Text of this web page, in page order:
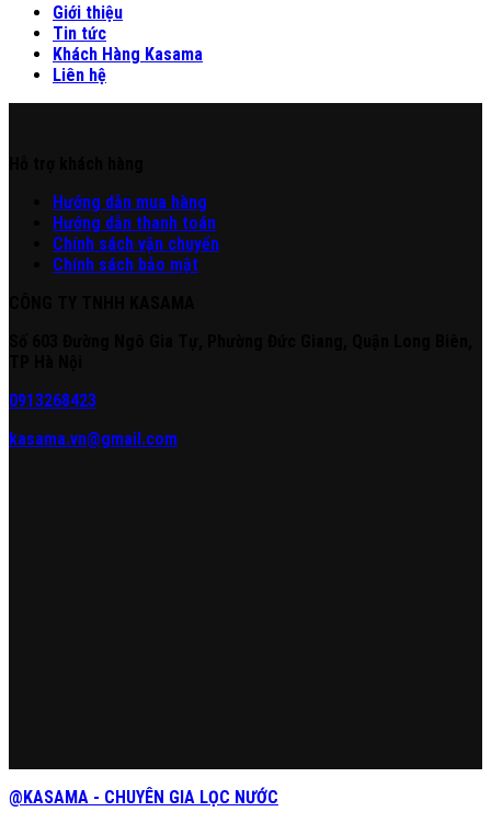
Giới thiệu
Tin tức
Khách Hàng Kasama
Liên hệ
Hướng dẫn mua hàng
Hướng dẫn thanh toán
Chính sách vận chuyển
Chính sách bảo mật
0913268423
kasama.vn@gmail.com
@KASAMA - CHUYÊN GIA LỌC NƯỚC